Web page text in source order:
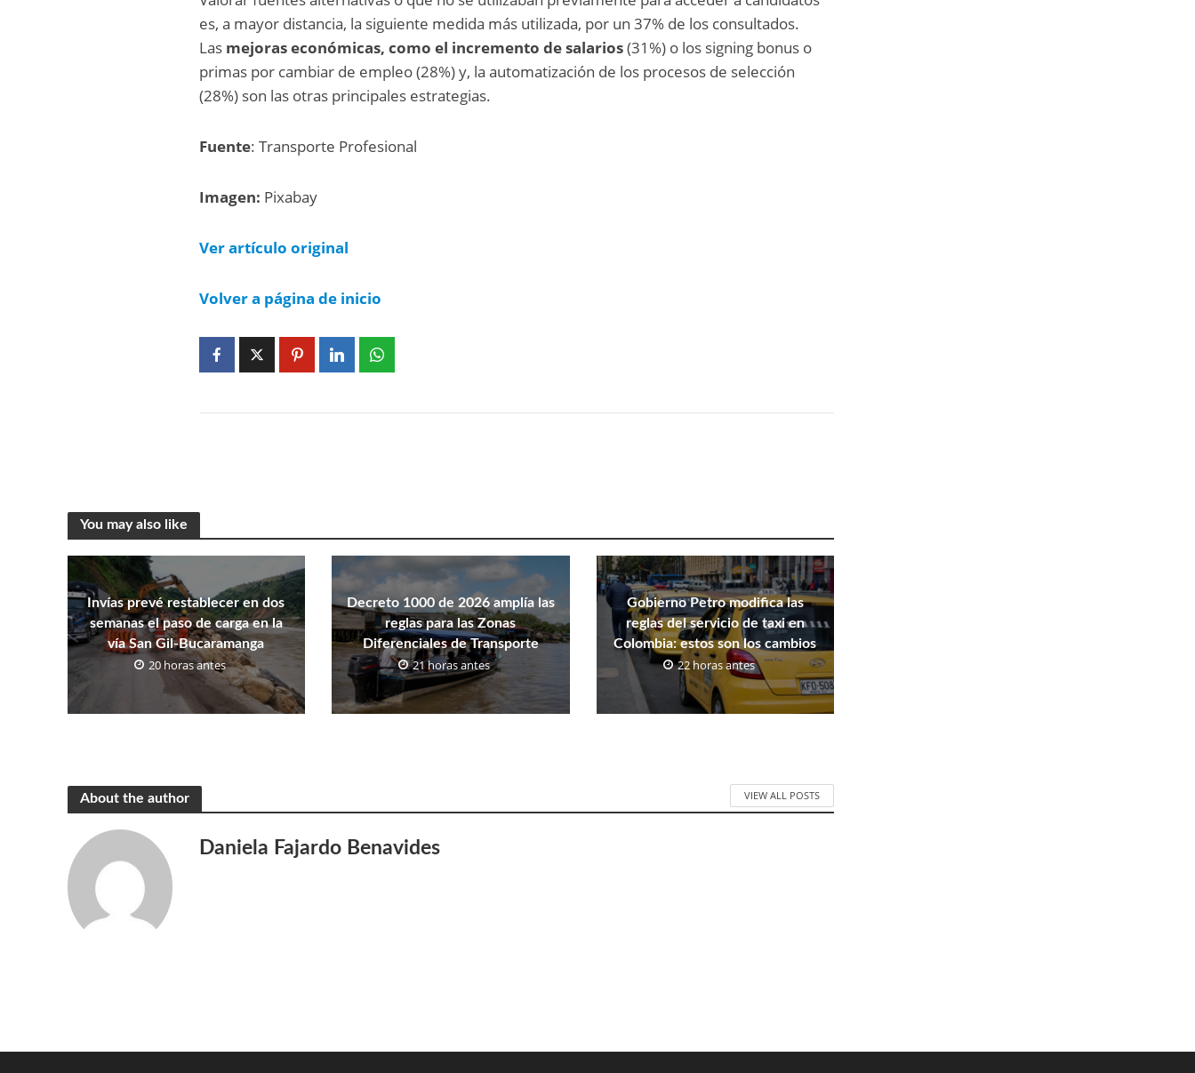
es, a mayor distancia, la siguiente medida más utilizada, por un 37% de los consultados.
Las mejoras económicas, como el incremento de salarios(31%) o los signing bonus o
primas por cambiar de empleo (28%) y, la automatización de los procesos de selección
(28%) son las otras principales estrategias.
Fuente: Transporte Profesional
Imagen: Pixabay
Ver artículo original
Volver a página de inicio
You may also like
Invías prevé restablecer en dos
semanas el paso de carga en la
vía San Gil-Bucaramanga
20 horas antes
Decreto 1000 de 2026 amplía las
reglas para las Zonas
Diferenciales de Transporte
21 horas antes
Gobierno Petro modifica las
reglas del servicio de taxi en
Colombia: estos son los cambios
22 horas antes
About the author VIEW ALL POSTS
Daniela Fajardo Benavides